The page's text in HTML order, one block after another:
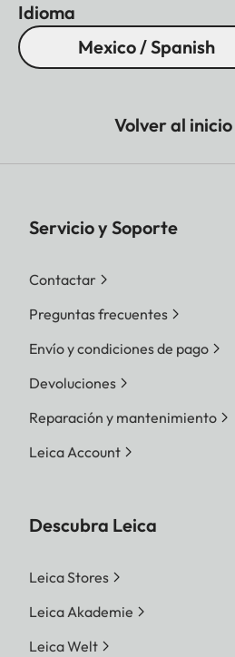
Idioma
Mexico / Spanish
Volver al
Servicio y Soporte
Contactar
Preguntas frecuentes
Envío y condiciones de pago
Devoluciones
Reparación y mantenimiento
Leica Account
Descubra Leica
Leica Stores
Leica Akademie
Leica Welt